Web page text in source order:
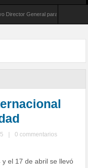
General para América Latina
0 commentarios
y el 17 de abril se llevó